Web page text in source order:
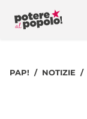
PAP! NOTIZIE